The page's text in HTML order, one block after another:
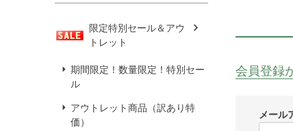
限定特別セール＆アウ
トレット
期間限定！数量限定！特別セー
ル
アウトレット商品（訳あり特
価）
会員登録
メール